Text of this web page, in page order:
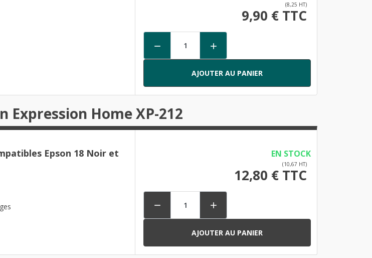
(8,25 HT)
9,90 € TTC
 
AJOUTER AU PANIER
Expression Home XP-212
Epson 18 Noir et
EN STOCK
(10,67 HT)
12,80 € TTC
 
AJOUTER AU PANIER